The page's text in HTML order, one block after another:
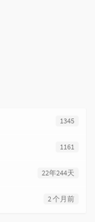
1345
1161
22年244天
2 个月前